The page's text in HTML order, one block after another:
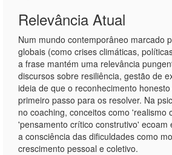
Relevância Atual
Num mundo contemporâneo marcado
globais (como crises climáticas,
a frase mantém uma relevância
discursos sobre resiliência, gestão de
ideia de que o reconhecimento
primeiro passo para os resolver. Na
no coaching, conceitos como 'realismo
'pensamento crítico construtivo' ecoam
a consciência das dificuldades como
crescimento pessoal e coletivo.